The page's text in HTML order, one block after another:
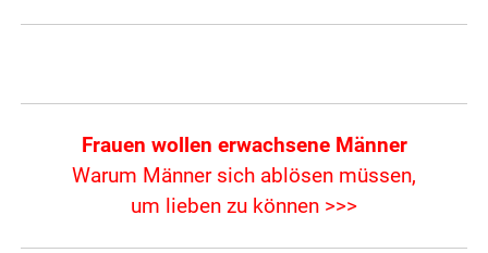
Frauen wollen erwachsene Männer
Warum Männer sich ablösen müssen,
um lieben zu können >>>